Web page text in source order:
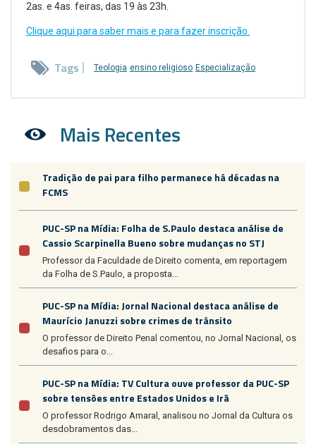
2as. e 4as. feiras, das 19 às 23h.
Clique aqui para saber mais e para fazer inscrição.
Tags Teologia ensino religioso Especialização
Mais Recentes
Tradição de pai para filho permanece há décadas na
FCMS
PUC-SP na Mídia: Folha de S.Paulo destaca análise de
Cassio Scarpinella Bueno sobre mudanças no STJ
Professor da Faculdade de Direito comenta, em reportagem
da Folha de S.Paulo, a proposta...
PUC-SP na Mídia: Jornal Nacional destaca análise de
Maurício Januzzi sobre crimes de trânsito
O professor de Direito Penal comentou, no Jornal Nacional, os
desafios para o...
PUC-SP na Mídia: TV Cultura ouve professor da PUC-SP
sobre tensões entre Estados Unidos e Irã
O professor Rodrigo Amaral, analisou no Jornal da Cultura os
desdobramentos das...